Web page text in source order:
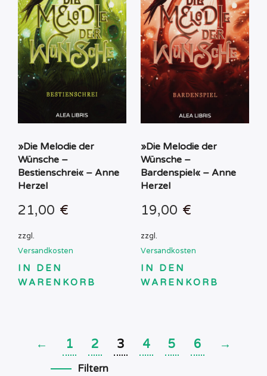
»Die Melodie der
Wünsche –
Bestienschrei« – Anne
Herzel
21,00 €
zzgl.
Versandkosten
IN DEN
WARENKORB
»Die Melodie der
Wünsche –
Bardenspiel« – Anne
Herzel
19,00 €
zzgl.
Versandkosten
IN DEN
WARENKORB
← 1 2 3 4 5 6 →
Filtern